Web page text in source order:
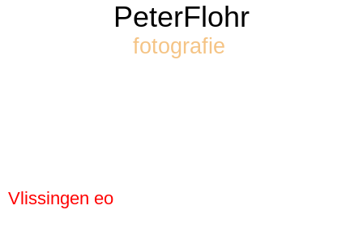
PeterFlohr
fotografie
Vlissingen eo